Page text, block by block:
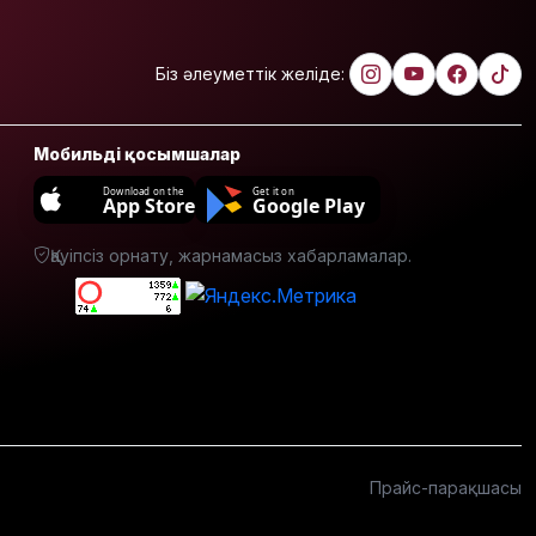
шықты
Бейнебақылау
қойылатын
талаптар
өзгереді
Біз әлеуметтік желіде:
Мобильді қосымшалар
Download on the
App Store
Get it on
Google Play
Қауіпсіз орнату, жарнамасыз хабарламалар.
Прайс-парақшасы